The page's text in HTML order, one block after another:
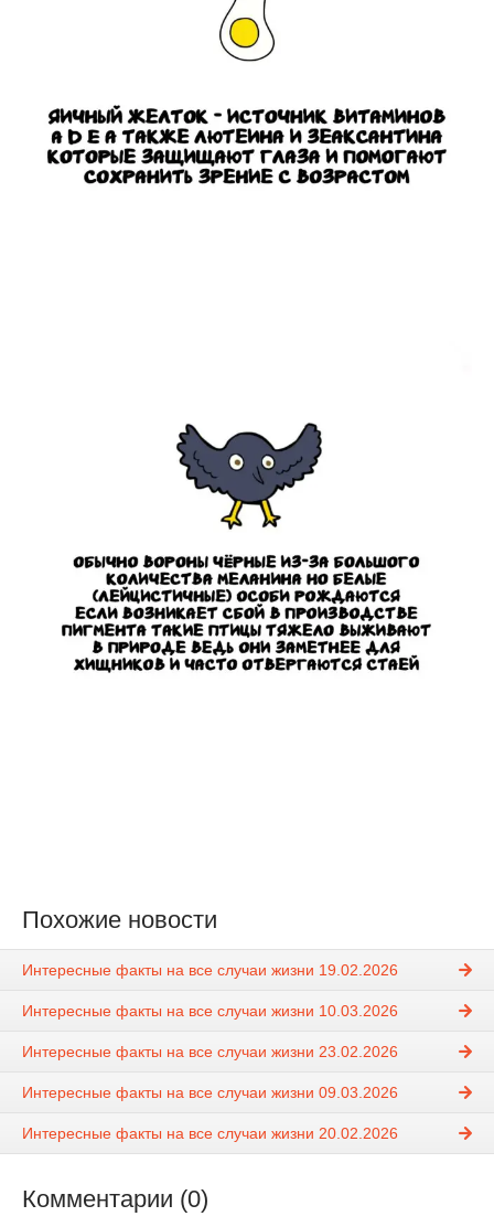
Похожие новости
Интересные факты на все случаи жизни 19.02.2026
Интересные факты на все случаи жизни 10.03.2026
Интересные факты на все случаи жизни 23.02.2026
Интересные факты на все случаи жизни 09.03.2026
Интересные факты на все случаи жизни 20.02.2026
Комментарии (0)